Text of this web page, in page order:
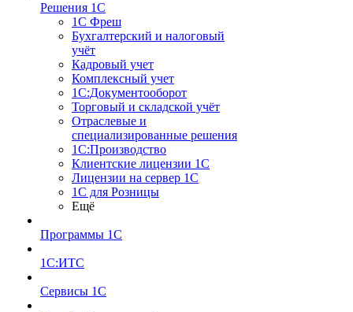
Решения 1С
1С Фреш
Бухгалтерский и налоговый
учёт
Кадровый учет
Комплексный учет
1С:Документооборот
Торговый и складской учёт
Отраслевые и
специализированные решения
1С:Производство
Клиентские лицензии 1С
Лицензии на сервер 1С
1С для Розницы
Ещё
Программы 1С
1С:ИТС
Сервисы 1С